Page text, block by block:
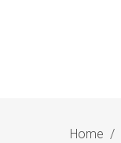
Home /